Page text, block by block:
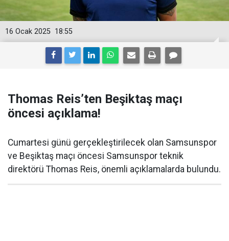
18:55
16 Ocak 2025
Thomas Reis’ten Beşiktaş maçı
öncesi açıklama!
Cumartesi günü gerçekleştirilecek olan Samsunspor
ve Beşiktaş maçı öncesi Samsunspor teknik
direktörü Thomas Reis, önemli açıklamalarda bulundu.